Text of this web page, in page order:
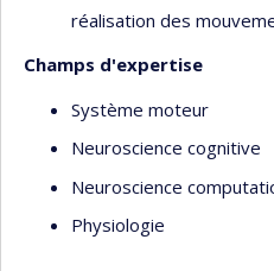
réalisation des
Champs d'expertise
Système moteur
Neuroscience cognitive
Neuroscience
Physiologie